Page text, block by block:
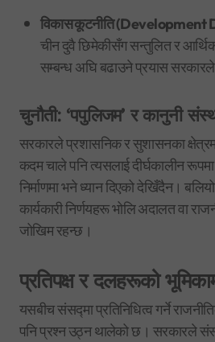
विकास कूटनीति
चीन दुवै छिमेकीसँग सन्तुलित र
सम्बन्ध अघि बढाउने प्रयास
चुनौती: ‘पपुलिजम’ र कानुनी
सरकारले प्रशासनिक र सुशासनका
कदम चाले पनि त्यसलाई दीर्घकालीन
निर्माणमा भने ध्यान दिएको देखिँदैन।
कार्यकारी निर्णयहरू भोलि अदालत वा
जोखिम रहन्छ।
प्रतिपक्ष र दलहरूको
यसबीच संसद्मा प्रतिनिधित्व गर्ने
पनि प्रश्न उठ्न थालेको छ। सरकारले